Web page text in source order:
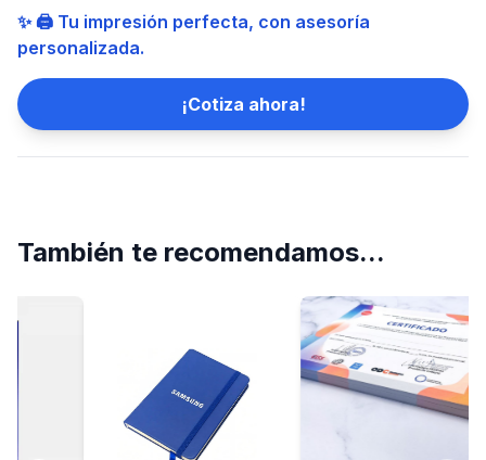
✨ 🖨️ Tu impresión perfecta, con asesoría
personalizada.
¡Cotiza ahora!
También te recomendamos...